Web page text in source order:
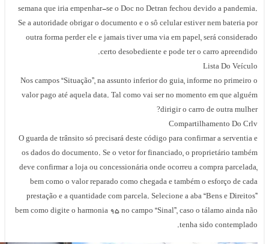
semana que iria empenhar-se o Doc no Detran fechou devido a
Se a autoridade obrigar o documento e o sô celular estiver nem bateria
outra forma perder ele e jamais tiver uma via em papel, será
certo desobediente e pode ter o carro
Lista Do
Nos campos “Situação”, na assunto inferior do guia, informe no primeiro
valor pago até aquela data. Tal como vai ser no momento em que
dirigir o carro de outra
Compartilhamento Do
O guarda de trânsito só precisará deste código para confirmar a serventia
os dados do documento. Se o vetor for financiado, o proprietário
deve confirmar a loja ou concessionária onde ocorreu a compra
bem como o valor reparado como chegada e também o esforço de
prestação e a quantidade com parcela. Selecione a aba “Bens e
bem como digite o harmonia 95 no campo “Sinal”, caso o tálamo ainda
tenha sido